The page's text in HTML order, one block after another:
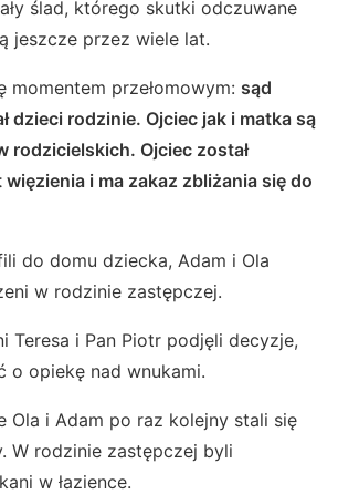
ślad, którego skutki odczuwane
jeszcze przez wiele lat.
momentem przełomowym: sąd
dzieci rodzinie. Ojciec jak i matka są
rodzicielskich. Ojciec został
i ma zakaz zbliżania się do
do domu dziecka, Adam i Ola
w rodzinie zastępczej.
Teresa i Pan Piotr podjęli decyzje,
o opiekę nad wnukami.
Ola i Adam po raz kolejny stali się
W rodzinie zastępczej byli
w łazience.